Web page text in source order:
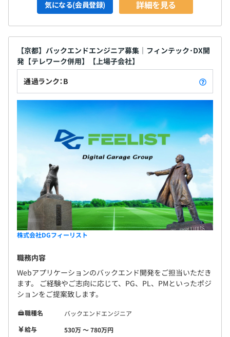
気になる(会員登録) 詳細を見る
【京都】バックエンドエンジニア募集｜フィンテック･DX開
発【テレワーク併用】【上場子会社】
通過ランク：B
株式会社DGフィーリスト
職務内容
Webアプリケーションのバックエンド開発をご担当いただき
ます。 ご経験やご志向に応じて、PG、PL、PMといったポジ
ションをご提案致します。
職種名
バックエンドエンジニア
給与
530万 〜 780万円